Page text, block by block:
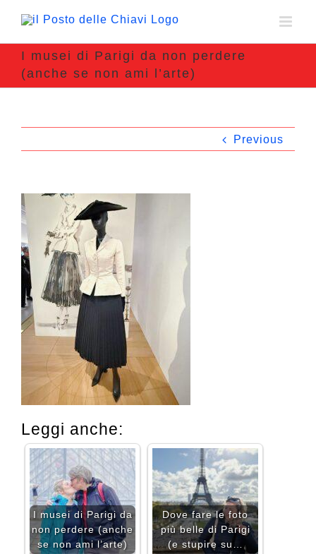
I musei di Parigi da non perdere
(anche se non ami l’arte)
Previous
Leggi anche:
I musei di Parigi da
non perdere (anche
se non ami l’arte)
Dove fare le foto
più belle di Parigi
(e stupire su…